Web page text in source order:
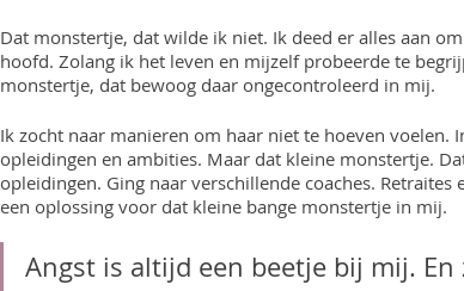
Dat monstertje, dat wilde ik niet. Ik deed er alles aan
hoofd. Zolang ik het leven en mijzelf probeerde te
monstertje, dat bewoog daar ongecontroleerd in mij.
Ik zocht naar manieren om haar niet te hoeven voelen.
opleidingen en ambities. Maar dat kleine monstertje.
opleidingen. Ging naar verschillende coaches.
een oplossing voor dat kleine bange monstertje in mij.
Angst is altijd een beetje bij mij.